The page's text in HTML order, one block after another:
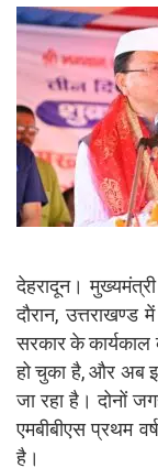
A
p
p
o
o
k
देहरादून।
दौरान,
सरकार के
हो चुका है, और अब
जा रहा है। दोनों
एमबीबीएस प्रथम
है।